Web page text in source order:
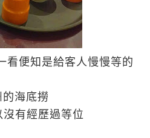
看便知是給客人慢慢等的
海底撈
有經歷過等位